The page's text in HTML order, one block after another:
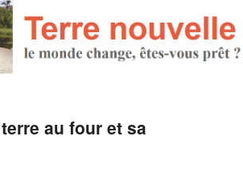
au four et sa